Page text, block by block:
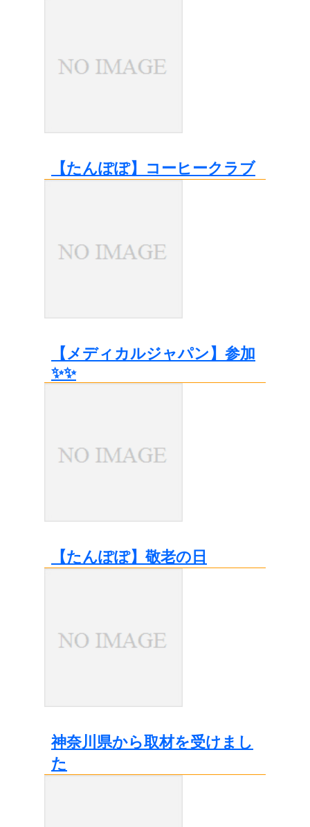
【たんぽぽ】コーヒークラブ
【メディカルジャパン】参加
✨✨
【たんぽぽ】敬老の日
神奈川県から取材を受けまし
た